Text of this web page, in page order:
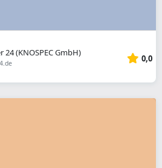
24 (KNOSPEC GmbH)
0,0